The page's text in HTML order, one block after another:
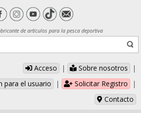
de artículos para la pesca deportiva
Acceso | Sobre nosotros
|
para el usuario
| Solicitar Registro
|
Contacto